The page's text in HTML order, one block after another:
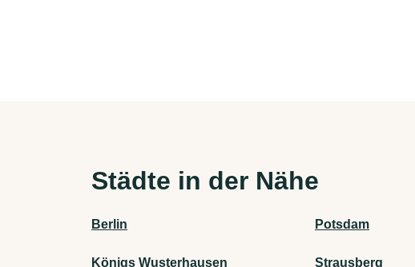
Städte in der Nähe
Berlin Potsdam
Königs Wusterhausen Strausberg